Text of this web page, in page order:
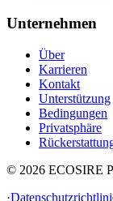
Unternehmen
Über
Karrieren
Kontakt
Unterstützung
Bedingungen
Privatsphäre
© 2026 ECOSIRE
·